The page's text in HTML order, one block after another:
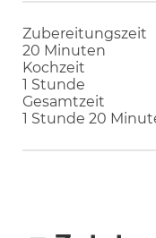
Zubereitungszeit
20 Minuten
Minuten
Kochzeit
1 Stunde
Stunde
Gesamtzeit
1 Stunde
Stunde 20